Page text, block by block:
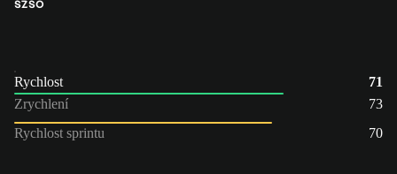
SZSO
Rychlost
71
Zrychlení
73
Rychlost sprintu
70